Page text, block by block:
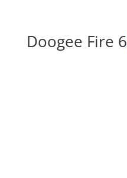
Doogee Fire 6